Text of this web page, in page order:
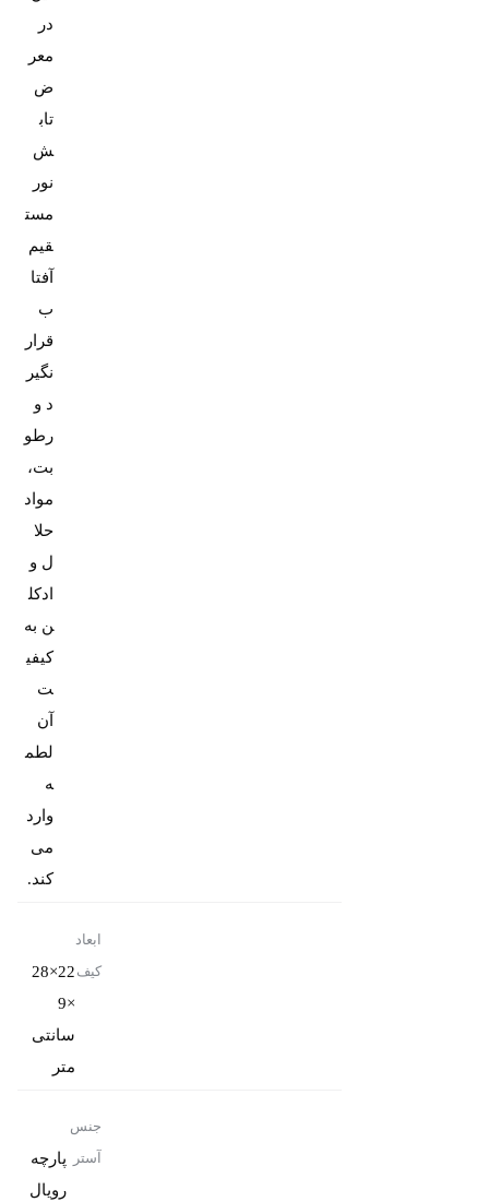
در
معر
ض
تاب
ش
نور
مست
قیم
آفتا
ب
قرار
نگیر
د و
رطو
بت،
مواد
حلا
ل و
ادکل
ن به
کیفی
ت
آن
لطم
ه
وارد
می
کند.
ابعاد
کیف
22×28
×9
سانتی
متر
جنس
آستر
پارچه
رویال